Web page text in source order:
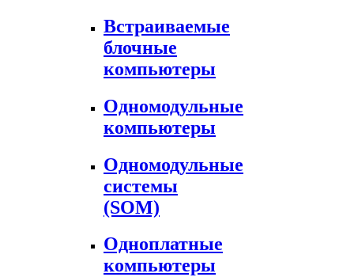
Встраиваемые
блочные
компьютеры
Одномодульные
компьютеры
Одномодульные
системы
(SOM)
Одноплатные
компьютеры